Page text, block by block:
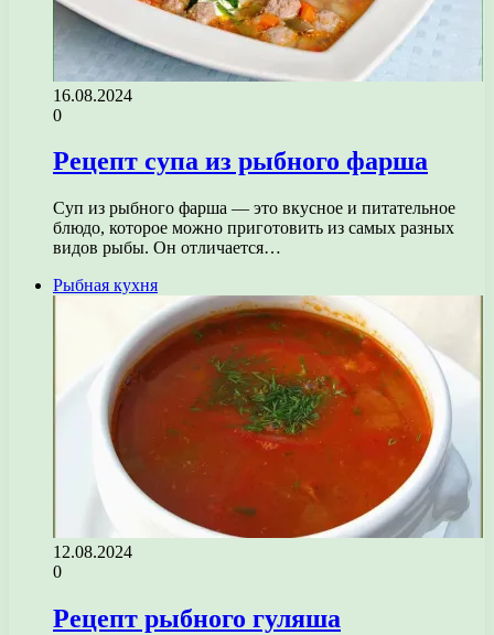
16.08.2024
0
Рецепт супа из рыбного фарша
Суп из рыбного фарша — это вкусное и питательное
блюдо, которое можно приготовить из самых разных
видов рыбы. Он отличается…
Рыбная кухня
12.08.2024
0
Рецепт рыбного гуляша